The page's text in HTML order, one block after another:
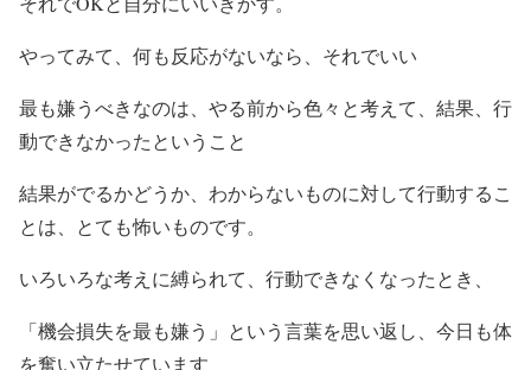
やってみて、何も反応がないなら、それでいい
最も嫌うべきなのは、やる前から色々と考えて、結果、行
動できなかったということ
結果がでるかどうか、わからないものに対して行動するこ
とは、とても怖いものです。
いろいろな考えに縛られて、行動できなくなったとき、
「機会損失を最も嫌う」という言葉を思い返し、今日も体
を奮い立たせています